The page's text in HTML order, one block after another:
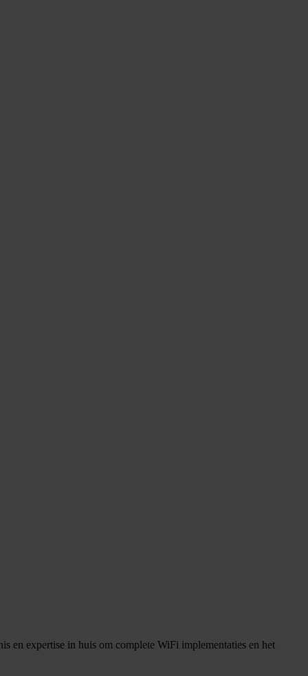
en expertise in huis om complete WiFi implementaties en het